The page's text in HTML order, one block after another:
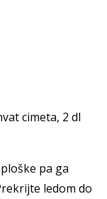
cimeta, 2 dl
pa ga
ledom do